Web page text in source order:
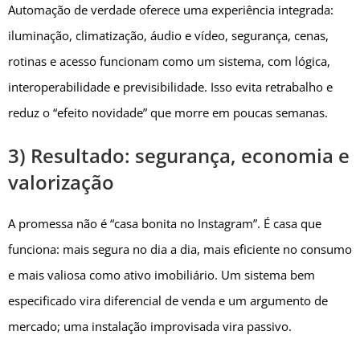
Automação de verdade oferece uma experiência integrada:
iluminação, climatização, áudio e vídeo, segurança, cenas,
rotinas e acesso funcionam como um sistema, com lógica,
interoperabilidade e previsibilidade. Isso evita retrabalho e
reduz o “efeito novidade” que morre em poucas semanas.
3) Resultado: segurança, economia e
valorização
A promessa não é “casa bonita no Instagram”. É casa que
funciona: mais segura no dia a dia, mais eficiente no consumo
e mais valiosa como ativo imobiliário. Um sistema bem
especificado vira diferencial de venda e um argumento de
mercado; uma instalação improvisada vira passivo.